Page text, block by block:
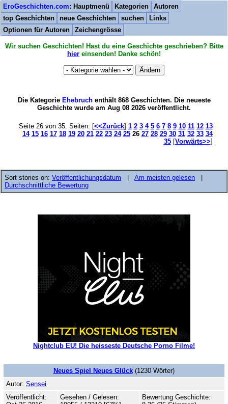
EroGeschichten.com: Hauptmenü Kategorien
Autoren
top Geschichten
neue Geschichten suchen
Links
Optionen für Autoren
Zeichengrösse
Wir suchen Geschichten! Hast du eine Geschichte geschrieben? Bitte
hier einsenden! Danke schön!
Die Kategorie Ehebruchenthält 868 Geschichten. Die neueste
Geschichte wurde am Aug 08 2026 veröffentlicht.
Seite 26 von 35. Seiten: [<<Zurück] 1 2 3 4 5 6 7 8 9 10 11 12 13
14 15 16 17 18 19 20 21 22 23 24 25 26 27 28 29 30 31 32 33 34
35[Vorwärts>>]
Sort stories on: Veröffentlichungsdatum Am meisten gelesen
Durchschnittliche Bewertung
Nightclub EU! Die heisseste Deutsche Porno Filme!
Neues Spiel Neues Glück(1230 Wörter)
Autor: Sensei
Veröffentlicht:
Gesehen / Gelesen:
Bewertung Geschichte: